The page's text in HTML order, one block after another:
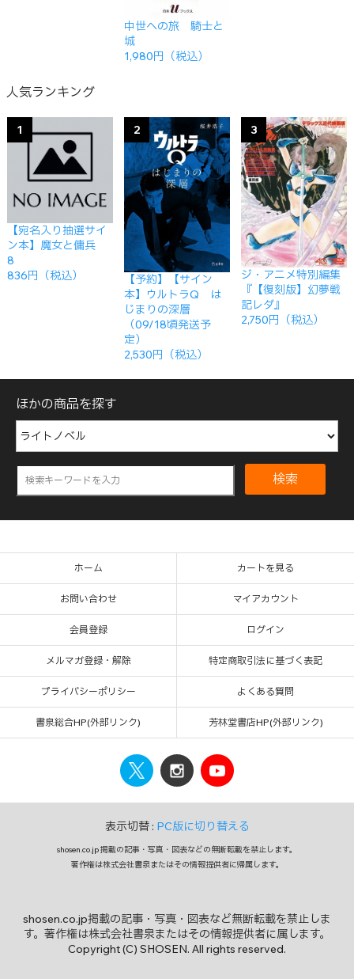
中世への旅 騎士と
城
1,980円（税込）
人気ランキング
1
【宛名入り抽選サイ
ン本】魔女と傭兵
8
836円（税込）
2
【予約】【サイン
本】ウルトラQ は
じまりの深層
（09/18頃発送予
定）
2,530円（税込）
3
ジ・アニメ特別編集
『【復刻版】幻夢戦
記レダ』
2,750円（税込）
ほかの商品を探す
検索
ホーム カートを見る
お問い合わせ マイアカウント
会員登録 ログイン
メルマガ登録・解除 特定商取引法に基づく表記
プライバシーポリシー よくある質問
書泉総合HP(外部リンク) 芳林堂書店HP(外部リンク)
表示切替 : PC版に切り替える
shosen.co.jp 掲載の記事・写真・図表などの無断転載を禁止します。
著作権は株式会社書泉またはその情報提供者に帰属します。
shosen.co.jp掲載の記事・写真・図表など無断転載を禁止しま
す。著作権は株式会社書泉またはその情報提供者に属します。
Copyright (C) SHOSEN. All rights reserved.